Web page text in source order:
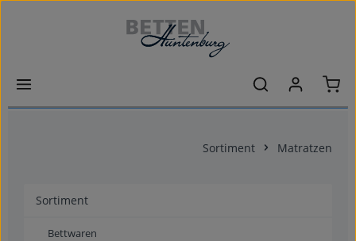
Zum Hauptinhalt springen
Sortiment Matratzen
Sortiment
Bettwaren